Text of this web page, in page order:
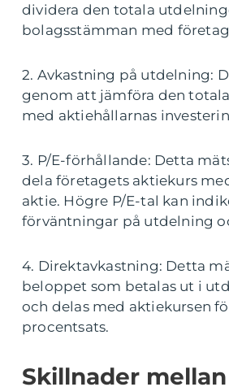
dividera den totala
bolagsstämman med
2. Avkastning på utdelning:
genom att jämföra den
med aktiehållarnas
3. P/E-förhållande: Detta
dela företagets aktiekurs
aktie. Högre P/E-tal kan
förväntningar på utdelning
4. Direktavkastning: Detta
beloppet som betalas ut i
och delas med aktiekursen
procentsats.
Skillnader